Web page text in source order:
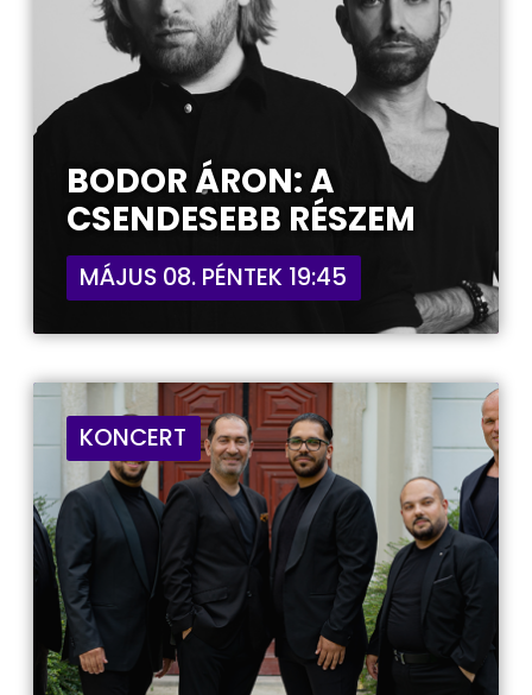
BODOR ÁRON: A
CSENDESEBB RÉSZEM
MÁJUS 08. PÉNTEK 19:45
KONCERT